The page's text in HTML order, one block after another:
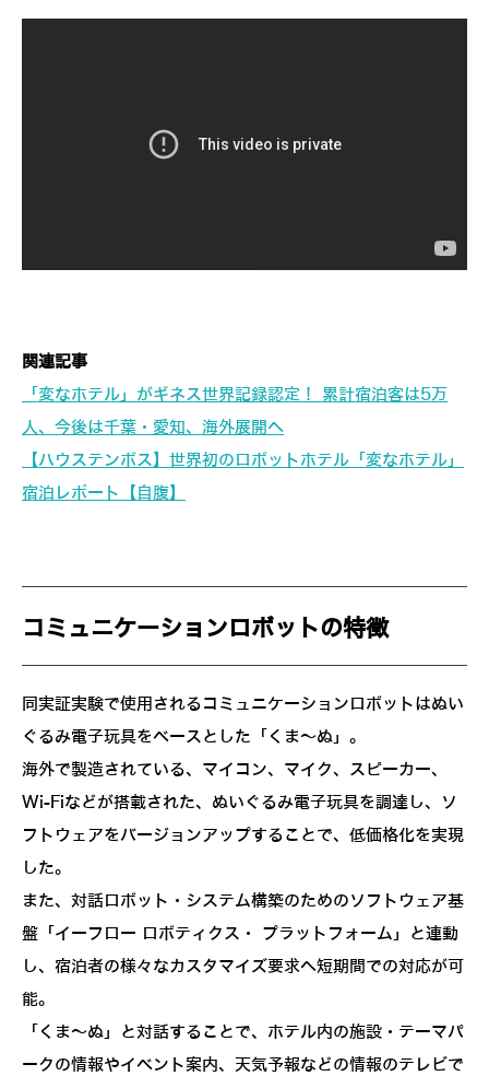
関連記事
「変なホテル」がギネス世界記録認定！ 累計宿泊客は5万
人、今後は千葉・愛知、海外展開へ
【ハウステンボス】世界初のロボットホテル「変なホテル」
宿泊レポート【自腹】
コミュニケーションロボットの特徴
同実証実験で使用されるコミュニケーションロボットはぬい
ぐるみ電子玩具をベースとした「くま～ぬ」。
海外で製造されている、マイコン、マイク、スピーカー、
Wi-Fiなどが搭載された、ぬいぐるみ電子玩具を調達し、ソ
フトウェアをバージョンアップすることで、低価格化を実現
した。
また、対話ロボット・システム構築のためのソフトウェア基
盤「イーフロー ロボティクス・ プラットフォーム」と連動
し、宿泊者の様々なカスタマイズ要求へ短期間での対応が可
能。
「くま～ぬ」と対話することで、ホテル内の施設・テーマパ
ークの情報やイベント案内、天気予報などの情報のテレビで